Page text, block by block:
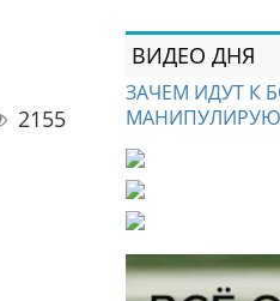
2155
ВИДЕО ДНЯ
ЗАЧЕМ ИДУТ К